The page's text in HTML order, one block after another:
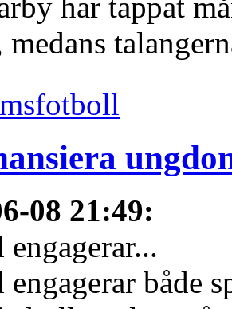
medans
08 21:49:
både